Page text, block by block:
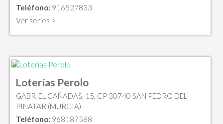
Teléfono: 916527833
Ver series >
Loterías Perolo
GABRIEL CAÑADAS, 15, CP 30740 SAN PEDRO DEL
PINATAR (MURCIA)
Teléfono: 968187588